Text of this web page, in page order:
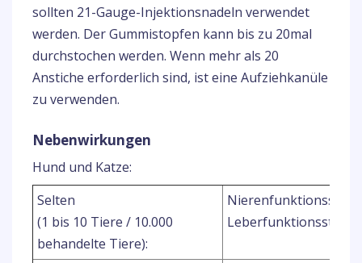
sollten 21-Gauge-Injektionsnadeln verwendet
werden. Der Gummistopfen kann bis zu 20mal
durchstochen werden. Wenn mehr als 20
Anstiche erforderlich sind, ist eine Aufziehkanüle
zu verwenden.
Nebenwirkungen
Hund und Katze:
Selten
(1 bis 10 Tiere / 10.000
behandelte Tiere):